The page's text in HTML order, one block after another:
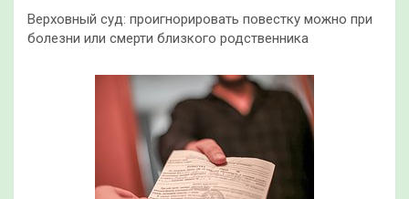
Верховный суд: проигнорировать повестку можно при
болезни или смерти близкого родственника